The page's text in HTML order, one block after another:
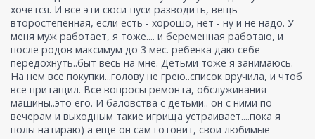
хочется. И все эти сюси-пуси разводить, вещь
второстепенная, если есть - хорошо, нет - ну и не надо. У
меня муж работает, я тоже.... и беременная работаю, и
после родов максимум до 3 мес. ребенка даю себе
передохнуть..быт весь на мне. Детьми тоже я занимаюсь.
На нем все покупки...голову не грею..список вручила, и чтоб
все притащил. Все вопросы ремонта, обслуживания
машины..это его. И баловства с детьми.. он с ними по
вечерам и выходным такие игрища устраивает....пока я
полы натираю) а еще он сам готовит, свои любимые